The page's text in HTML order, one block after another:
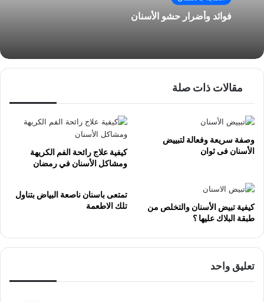
فوائد وأضرار حشو الأسنان
مقالات ذات صلة
كيفية علاج رائحة الفم الكريهة
ومشاكل الأسنان في رمضان
وصفة سريعة وفعالة لتبييض
الأسنان فى ثوان
تمتعى باسنان ناصعة البياض بتناول
تلك الاطعمة
كيفية تبيض الأسنان والتخلص من
طبقة البلاك عليها ؟
تعليق واحد